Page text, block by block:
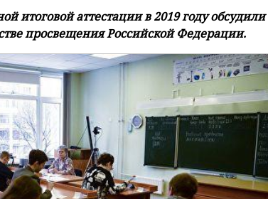
итоговой аттестации в 2019 году
просвещения Российской Федерации.